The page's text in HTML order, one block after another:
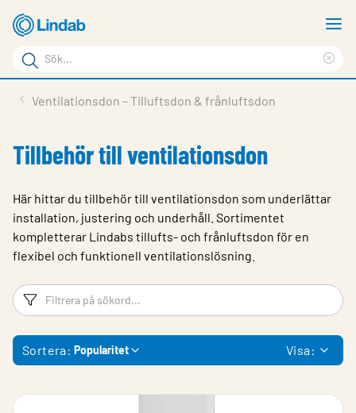
Hoppa
till
huvudinnehållet
Sökord
Sök
på
Service & Support
Om Lindab
Kontakt
Logga in
Ventilationsdon – Tilluftsdon & frånluftsdon
Tillbehör till ventilationsdon
Här hittar du tillbehör till ventilationsdon som underlättar
installation, justering och underhåll. Sortimentet
kompletterar Lindabs tillufts- och frånluftsdon för en
flexibel och funktionell ventilationslösning.
Filtreringsord
Sortera: Popularitet Visa: